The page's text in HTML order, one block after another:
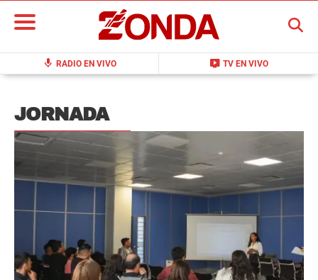
mic RADIO EN VIVO live_tv TV EN VIVO
BUSCAR
JORNADA